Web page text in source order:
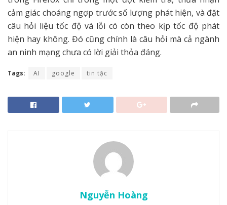
cảm giác choáng ngợp trước số lượng phát hiện, và đặt
câu hỏi liệu tốc độ vá lỗi có còn theo kịp tốc độ phát
hiện hay không. Đó cũng chính là câu hỏi mà cả ngành
an ninh mạng chưa có lời giải thỏa đáng.
Tags: AI google tin tặc
Nguyễn Hoàng